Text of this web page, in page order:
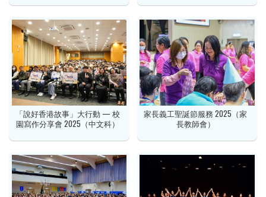
「說好香港故事」大行動 — 校
園寫作分享會 2025（中文科）
家長義工聖誕節服務 2025（家
長教師會）